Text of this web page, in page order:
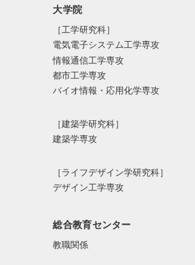
大学院
［工学研究科］
電気電⼦システム⼯学専攻
情報通信⼯学専攻
都市⼯学専攻
バイオ情報・応⽤化学専攻
［建築学研究科］
建築学専攻
［ライフデザイン学研究科］
デザイン工学専攻
総合教育センター
教職関係